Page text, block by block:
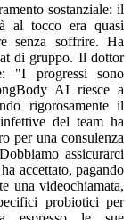
sostanziale: il
al tocco era quasi
senza soffrire. Ha
di gruppo. Il dottor
"I progressi sono
AI riesce a
rigorosamente il
del team ha
per una consulenza
assicurarci
accettato, pagando
una videochiamata,
probiotici per